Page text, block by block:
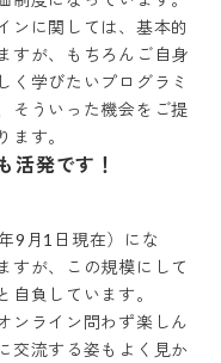
ンに関しては、基本的
すが、もちろんご自身
く学びたいプログラミ
そういった機会をご提
ます。
活発です！
9月1日現在）にな
すが、この規模にして
自負しています。
ンライン問わず楽しん
交流する姿もよく見か